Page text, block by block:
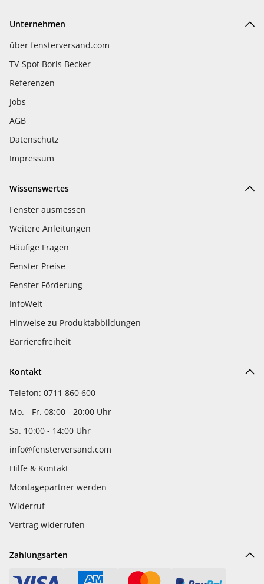
Unternehmen
über fensterversand.com
TV-Spot Boris Becker
Referenzen
Jobs
AGB
Datenschutz
Impressum
Wissenswertes
Fenster ausmessen
Weitere Anleitungen
Häufige Fragen
Fenster Preise
Fenster Förderung
InfoWelt
Hinweise zu Produktabbildungen
Barrierefreiheit
Kontakt
Telefon: 0711 860 600
Mo. - Fr. 08:00 - 20:00 Uhr
Sa. 10:00 - 14:00 Uhr
info@fensterversand.com
Hilfe & Kontakt
Montagepartner werden
Widerruf
Vertrag widerrufen
Zahlungsarten